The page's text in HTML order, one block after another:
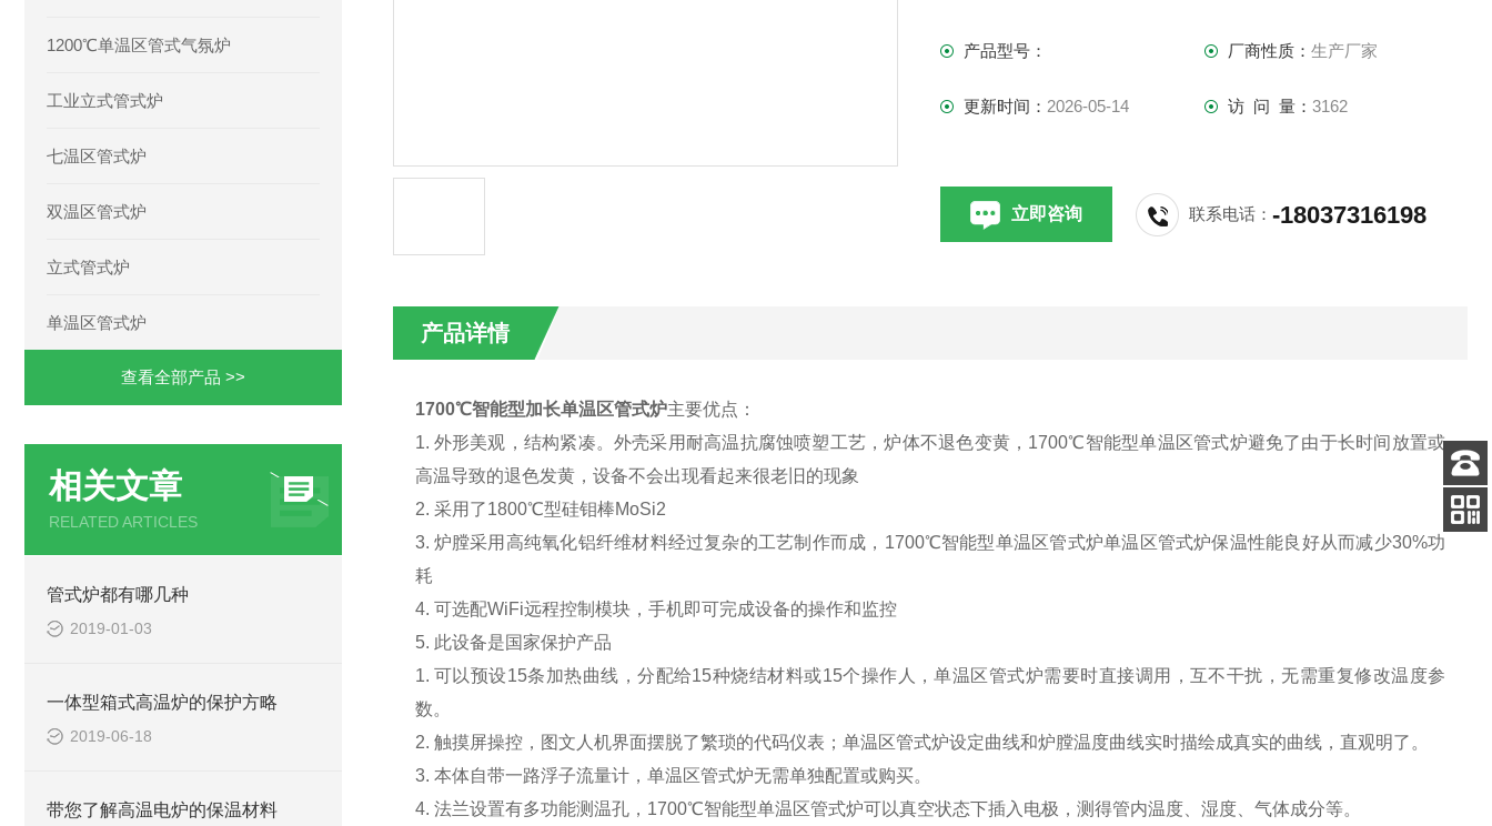
1200℃单温区管式气氛炉
工业立式管式炉
七温区管式炉
双温区管式炉
立式管式炉
单温区管式炉
查看全部产品 >>
相关文章
RELATED ARTICLES
管式炉都有哪几种
2019-01-03
一体型箱式高温炉的保护方略
2019-06-18
带您了解高温电炉的保温材料
产品型号： 厂商性质： 生产厂家
更新时间： 2026-05-14 访 问 量： 3162
立即咨询 联系电话：-18037316198
产品详情
1700℃智能型加长单温区管式炉主要优点：
1. 外形美观，结构紧凑。外壳采用耐高温抗腐蚀喷塑工艺，炉体不退色变黄，1700℃智能型单温区管式炉避免了由于长时间放置或
高温导致的退色发黄，设备不会出现看起来很老旧的现象
2. 采用了1800℃型硅钼棒MoSi2
3. 炉膛采用高纯氧化铝纤维材料经过复杂的工艺制作而成，1700℃智能型单温区管式炉单温区管式炉保温性能良好从而减少30%功
耗
4. 可选配WiFi远程控制模块，手机即可完成设备的操作和监控
5. 此设备是国家保护产品
1. 可以预设15条加热曲线，分配给15种烧结材料或15个操作人，单温区管式炉需要时直接调用，互不干扰，无需重复修改温度参
数。
2. 触摸屏操控，图文人机界面摆脱了繁琐的代码仪表；单温区管式炉设定曲线和炉膛温度曲线实时描绘成真实的曲线，直观明了。
3. 本体自带一路浮子流量计，单温区管式炉无需单独配置或购买。
4. 法兰设置有多功能测温孔，1700℃智能型单温区管式炉可以真空状态下插入电极，测得管内温度、湿度、气体成分等。
客服
电话